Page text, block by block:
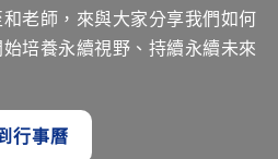
老師，來與大家分享我們如何
培養永續視野、持續永續未來
行事曆